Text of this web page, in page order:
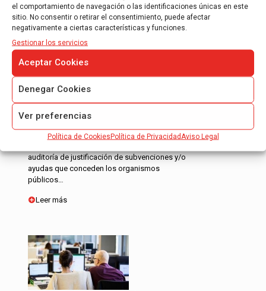
el comportamiento de navegación o las identificaciones únicas en este
sitio. No consentir o retirar el consentimiento, puede afectar
negativamente a ciertas características y funciones.
Gestionar los servicios
Aceptar Cookies
Denegar Cookies
Ver preferencias
Política de CookiesPolítica de Privacidad Aviso Legal
INFORME DE JUSTIFICACIÓN DE
SUBVENCIONES
Informe de auditoría para justificación de
ayudas CDTI.
Informe de auditoría para justificación
FEDER – 7º Programa Marco.
Informe de auditoría controlador de primer
nivel.
Nuestros auditores tienen mas de 10 años de
auditoría de justificación de subvenciones y/o
ayudas que conceden los organismos
públicos…
Leer más